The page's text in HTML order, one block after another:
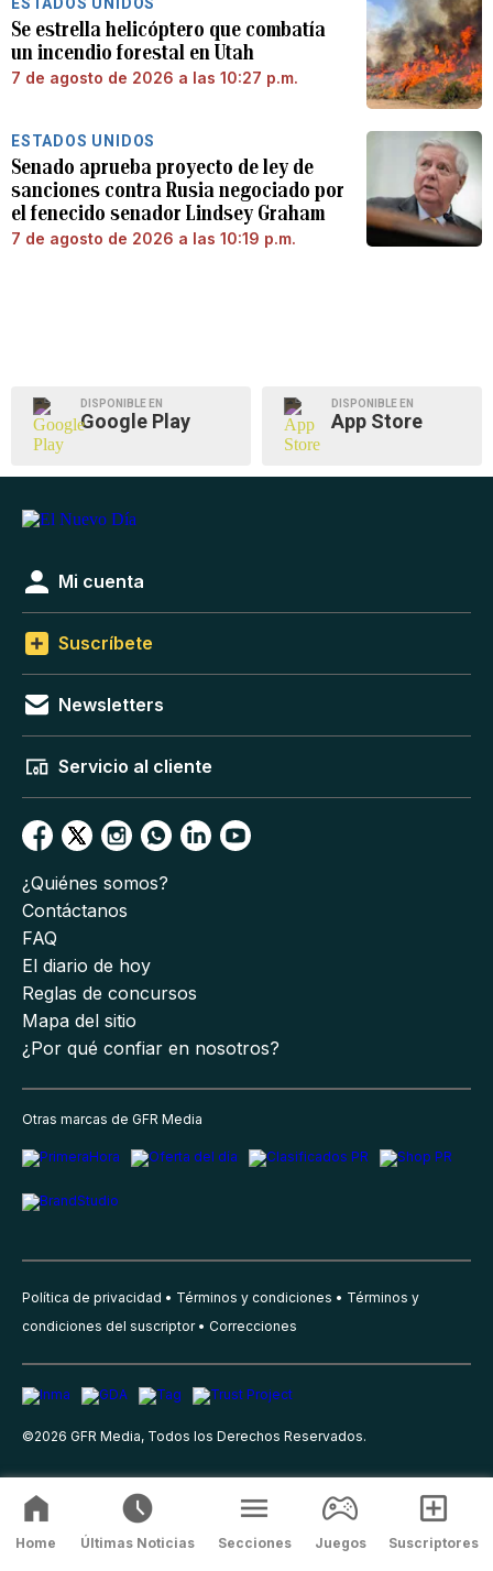
Se estrella helicóptero que combatía
un incendio forestal en Utah
7 de agosto de 2026 a las 10:27 p.m.
ESTADOS UNIDOS
Senado aprueba proyecto de ley de
sanciones contra Rusia negociado por
el fenecido senador Lindsey Graham
7 de agosto de 2026 a las 10:19 p.m.
DISPONIBLE EN
Google Play
DISPONIBLE EN
App Store
Mi cuenta
Suscríbete
Newsletters
Servicio al cliente
¿Quiénes somos?
Contáctanos
FAQ
El diario de hoy
Reglas de concursos
Mapa del sitio
¿Por qué confiar en nosotros?
Otras marcas de GFR Media
Política de privacidad Términos y condiciones
Términos y
condiciones del suscriptor
Correcciones
©2026 GFR Media, Todos los Derechos Reservados.
Home Últimas Noticias Secciones Juegos Suscriptores